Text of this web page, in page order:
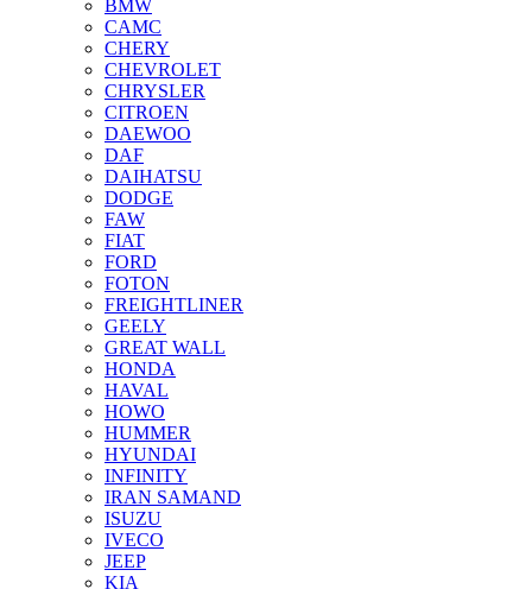
BMW
CAMC
CHERY
CHEVROLET
CHRYSLER
CITROEN
DAEWOO
DAF
DAIHATSU
DODGE
FAW
FIAT
FORD
FOTON
FREIGHTLINER
GEELY
GREAT WALL
HONDA
HAVAL
HOWO
HUMMER
HYUNDAI
INFINITY
IRAN SAMAND
ISUZU
IVECO
JEEP
KIA